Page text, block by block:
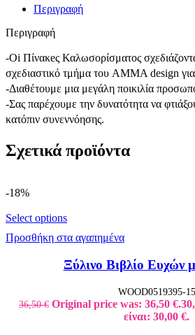
Περιγραφή
Περιγραφή
-Oi Πίνακeς Καλωσορίσματος
σχεδιαστικό τμήμα του AMMA design
-Διαθέτουμε μια μεγάλη ποικιλία
-Σας παρέχουμε την δυνατότητα να
κατόπιν συνεννόησης.
Σχετικά προϊόντα
-18%
Select options
Προσθήκη στα αγαπημένα
Ξύλινο Βιβλίο Ευχών
WOOD0519395-15
36,50€ Original price was: 36,50 €.
είναι: 30,00 €.